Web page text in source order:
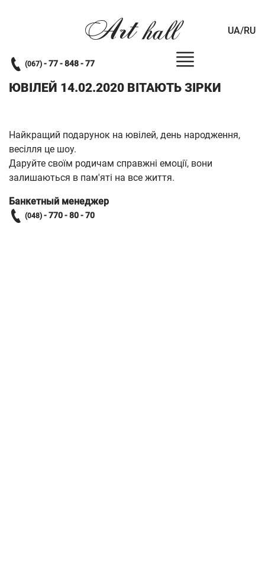
Arthall
(067) - 77 - 848 - 77
UA/RU
ЮВІЛЕЙ 14.02.2020 ВІТАЮТЬ ЗІРКИ
Найкращий подарунок на ювілей, день народження,
весілля це шоу.
Даруйте своїм родичам справжні емоції, вони
залишаються в пам'яті на все життя.
Банкетный менеджер
(048) - 770 - 80 - 70